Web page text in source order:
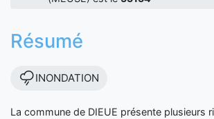
Résumé
INONDATION
La commune de DIEUE présente plusieurs